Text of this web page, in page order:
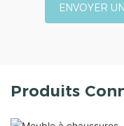
ENVOYER
Produits